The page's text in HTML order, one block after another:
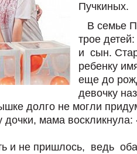
Пучкиных.
В семье
трое
и сын.
ребенку
еще до
девочку
долго не могли
мама воскликнула:
и не пришлось, ведь